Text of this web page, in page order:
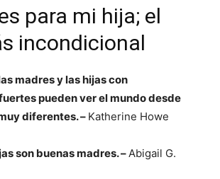
para mi hija; el
incondicional
madres y las hijas con
pueden ver el mundo desde
diferentes. – Katherine Howe
son buenas madres. –Abigail G.